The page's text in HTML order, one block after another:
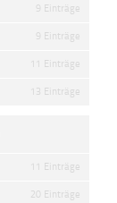
9 Einträge
9 Einträge
11 Einträge
13 Einträge
11 Einträge
20 Einträge